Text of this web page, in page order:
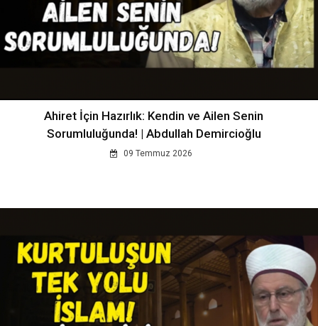
Ahiret İçin Hazırlık: Kendin ve Ailen Senin
Sorumluluğunda! | Abdullah Demircioğlu
09 Temmuz 2026